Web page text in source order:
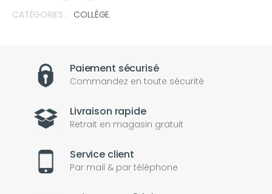
CATÉGORIES : COLLÈGE,
Paiement sécurisé
Commandez en toute sécurité
Livraison rapide
Retrait en magasin gratuit
Service client
Par mail & par téléphone